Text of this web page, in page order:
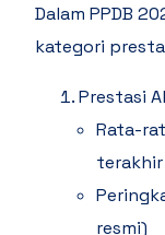
Dalam PPDB
kategori
Prestasi
Rata-
terakhir
resmi)